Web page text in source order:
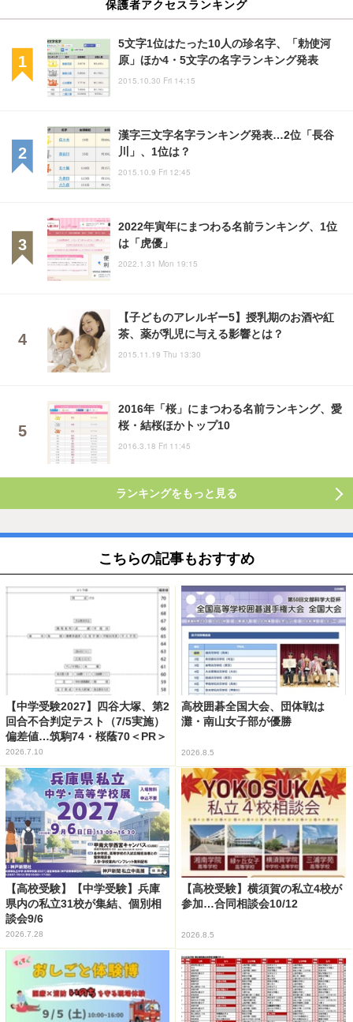
保護者アクセスランキング
5文字1位はたった10人の珍名字、「勅使河
原」ほか4・5文字の名字ランキング発表
2015.10.30 Fri 14:15
漢字三文字名字ランキング発表…2位「長谷
川」、1位は？
2015.10.9 Fri 12:45
2022年寅年にまつわる名前ランキング、1位
は「虎優」
2022.1.31 Mon 19:15
【子どものアレルギー5】授乳期のお酒や紅
茶、薬が乳児に与える影響とは？
2015.11.19 Thu 13:30
2016年「桜」にまつわる名前ランキング、愛
桜・結桜ほかトップ10
2016.3.18 Fri 11:45
ランキングをもっと見る
こちらの記事もおすすめ
【中学受験2027】四谷大塚、第2
回合不合判定テスト（7/5実施）
偏差値…筑駒74・桜蔭70＜PR＞
2026.7.10
高校囲碁全国大会、団体戦は
灘・南山女子部が優勝
2026.8.5
【高校受験】【中学受験】兵庫
県内の私立31校が集結、個別相
談会9/6
2026.7.28
【高校受験】横須賀の私立4校が
参加…合同相談会10/12
2026.8.5